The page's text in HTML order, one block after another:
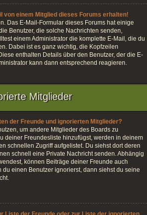
von einem Mitglied dieses Forums erhalten!
Das E-Mail-Formular dieses Forums hat einige
Benutzer, die solche Nachrichten senden,
einem Administrator die komplette E-Mail, die du
Dabei ist es ganz wichtig, die Kopfzeilen
enthalten Details über den Benutzer, der die E-
kann dann entsprechend reagieren.
Mitglieder
der Freunde und ignorierten Mitglieder?
um andere Mitglieder des Boards zu
deiner Freundesliste hinzufügst, werden in deinem
schnellen Zugriff aufgelistet. Du siehst dort deren
schnell eine Private Nachricht senden. Abhängig
können Beiträge deiner Freunde auch
du einen Benutzer ignorierst, dann siehst du seine